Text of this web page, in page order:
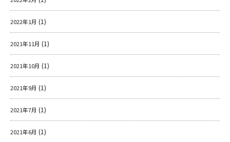
2022年1月 (1)
2021年11月 (1)
2021年10月 (1)
2021年9月 (1)
2021年7月 (1)
2021年6月 (1)